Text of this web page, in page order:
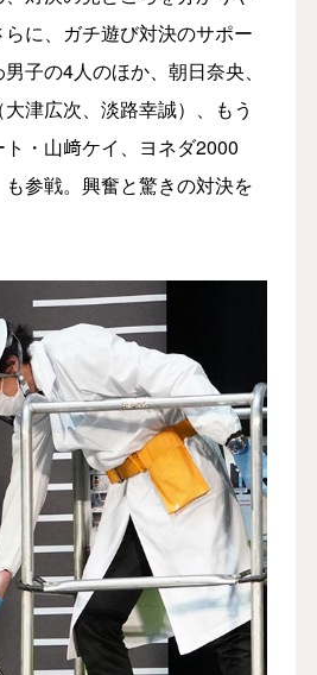
に、ガチ遊び対決のサポー
子の4人のほか、朝日奈央、
津広次、淡路幸誠）、もう
・山﨑ケイ、ヨネダ2000
も参戦。興奮と驚きの対決を